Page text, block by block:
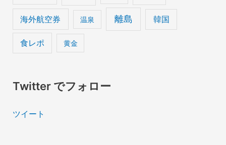
海外航空券 温泉 離島 韓国
食レポ 黄金
Twitter でフォロー
ツイート